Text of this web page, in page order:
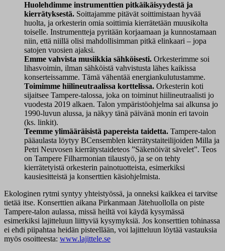
Huolehdimme instrumenttien pitkäikäisyydestä ja
kierrätyksestä. Soittajamme pitävät soittimistaan hyvää
huolta, ja orkesterin omia soittimia kierrätetään muusikolta
toiselle. Instrumentteja pyritään korjaamaan ja kunnostamaan
niin, että niillä olisi mahdollisimman pitkä elinkaari – jopa
satojen vuosien ajaksi.
Emme vahvista musiikkia sähköisesti. Orkesterimme soi
lihasvoimin, ilman sähköistä vahvistusta lähes kaikissa
konserteissamme. Tämä vähentää energiankulutustamme.
Toimimme hiilineutraalissa korttelissa. Orkesterin koti
sijaitsee Tampere-talossa, joka on toiminut hiilineutraalisti jo
vuodesta 2019 alkaen. Talon ympäristöohjelma sai alkunsa jo
1990-luvun alussa, ja näkyy tänä päivänä monin eri tavoin
(ks. linkit).
Teemme ylimääräisistä papereista taidetta. Tampere-talon
pääaulasta löytyy BCensemblen kierrätystaiteilijoiden Milla ja
Petri Neuvosen kierrätystaideteos ”Säkenöivät sävelet”. Teos
on Tampere Filharmonian tilaustyö, ja se on tehty
kierrätetyistä orkesterin painotuotteista, esimerkiksi
kausiesitteistä ja konserttien käsiohjelmista.
Ekologinen rytmi syntyy yhteistyössä, ja onneksi kaikkea ei tarvitse
tietää itse. Konserttien aikana Pirkanmaan Jätehuollolla on piste
Tampere-talon aulassa, missä heiltä voi käydä kysymässä
esimerkiksi lajitteluun liittyviä kysymyksiä. Jos konserttien tohinassa
ei ehdi piipahtaa heidän pisteellään, voi lajitteluun löytää vastauksia
myös osoitteesta: www.lajittele.se